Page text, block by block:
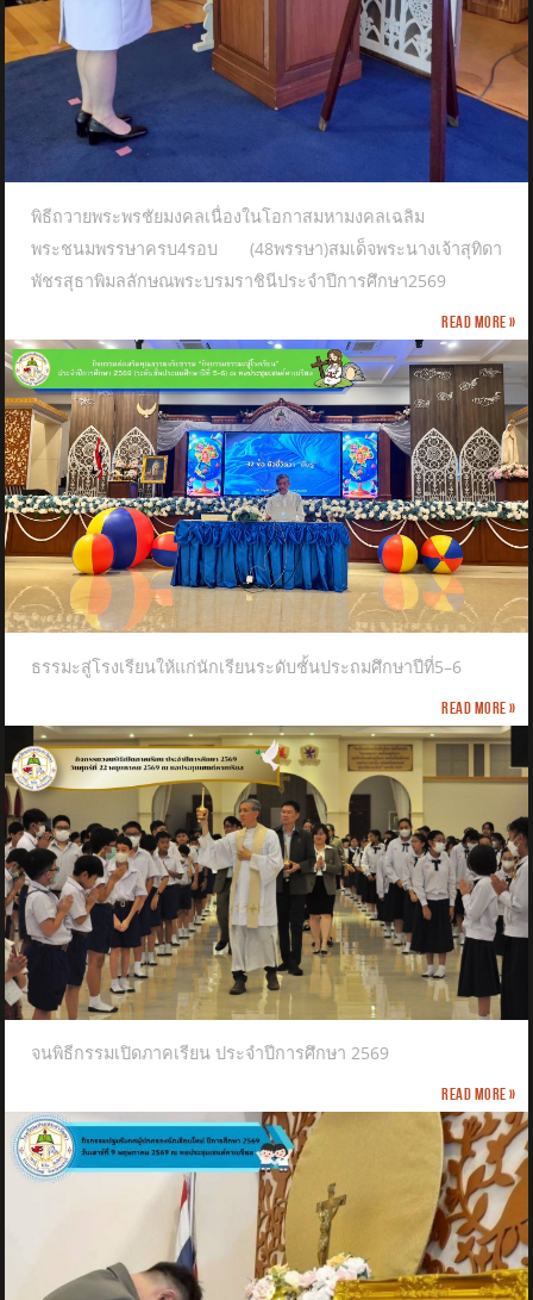
พิธีถวายพระพรชัยมงคลเนื่องในโอกาสมหามงคลเฉลิม
พระชนมพรรษาครบ4รอบ (48พรรษา)สมเด็จพระนางเจ้าสุทิดา
พัชรสุธาพิมลลักษณพระบรมราชินีประจำปีการศึกษา2569
Read more »
ธรรมะสู่โรงเรียนให้แก่นักเรียนระดับชั้นประถมศึกษาปีที่5–6
Read more »
จนพิธีกรรมเปิดภาคเรียน ประจำปีการศึกษา 2569
Read more »